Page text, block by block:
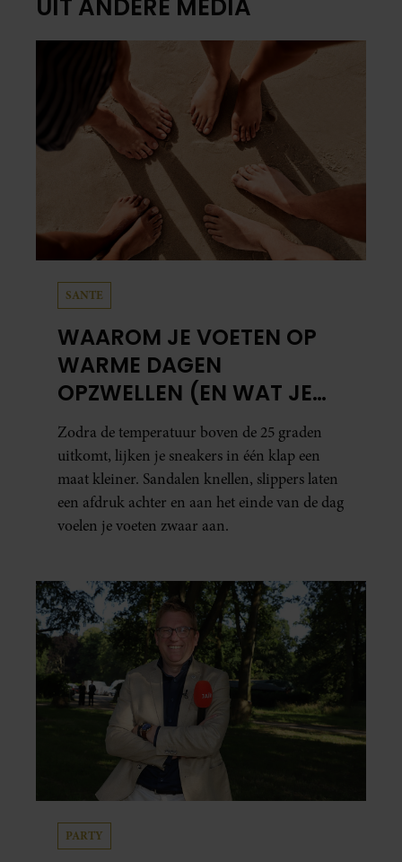
UIT ANDERE MEDIA
SANTE
WAAROM JE VOETEN OP
WARME DAGEN
OPZWELLEN (EN WAT JE
ERAAN KUNT DOEN)
Zodra de temperatuur boven de 25 graden
uitkomt, lijken je sneakers in één klap een
maat kleiner. Sandalen knellen, slippers laten
een afdruk achter en aan het einde van de dag
voelen je voeten zwaar aan.
PARTY